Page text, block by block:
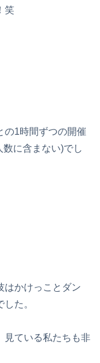
笑
の1時間ずつの開催
に含まない)でし
はかけっことダン
た。
見ている私たちも非